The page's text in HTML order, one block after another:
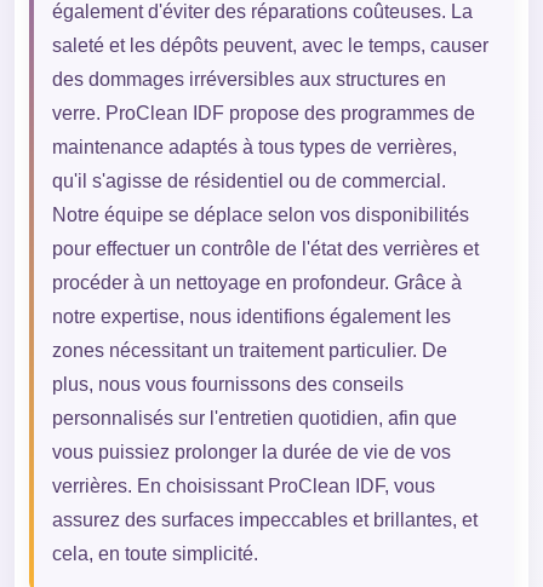
également d'éviter des réparations coûteuses. La
saleté et les dépôts peuvent, avec le temps, causer
des dommages irréversibles aux structures en
verre. ProClean IDF propose des programmes de
maintenance adaptés à tous types de verrières,
qu'il s'agisse de résidentiel ou de commercial.
Notre équipe se déplace selon vos disponibilités
pour effectuer un contrôle de l'état des verrières et
procéder à un nettoyage en profondeur. Grâce à
notre expertise, nous identifions également les
zones nécessitant un traitement particulier. De
plus, nous vous fournissons des conseils
personnalisés sur l'entretien quotidien, afin que
vous puissiez prolonger la durée de vie de vos
verrières. En choisissant ProClean IDF, vous
assurez des surfaces impeccables et brillantes, et
cela, en toute simplicité.